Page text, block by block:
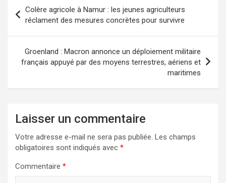
Colère agricole à Namur : les jeunes agriculteurs
réclament des mesures concrètes pour survivre
Groenland : Macron annonce un déploiement militaire
français appuyé par des moyens terrestres, aériens et
maritimes
Laisser un commentaire
Votre adresse e-mail ne sera pas publiée. Les champs
obligatoires sont indiqués avec *
Commentaire *